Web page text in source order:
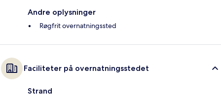
Andre oplysninger
Røgfrit overnatningssted
Faciliteter på overnatningsstedet
Strand